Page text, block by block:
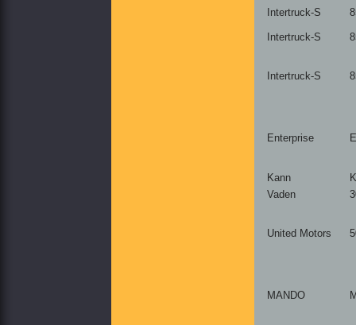
Intertruck-S
Intertruck-S
Intertruck-S
Enterprise
Kann
Vaden
United Motors
MANDO